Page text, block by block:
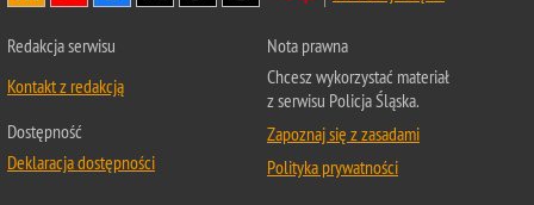
Redakcja serwisu
Kontakt z redakcją
Dostępność
Deklaracja dostępności
Nota prawna
Chcesz wykorzystać materiał
z serwisu Policja Śląska.
Zapoznaj się z zasadami
Polityka prywatności